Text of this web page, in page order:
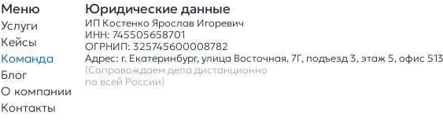
Меню
Услуги
Кейсы
Команда
Блог
О компании
Контакты
Юридические данные
ИП Костенко Ярослав Игоревич
ИНН: 745505658701
ОГРНИП: 325745600008782
Адрес: г. Екатеринбург, улица Восточная, 7Г, подъезд 3, этаж 5, офис 513
(Сопровождаем дела дистанционно
по всей России)